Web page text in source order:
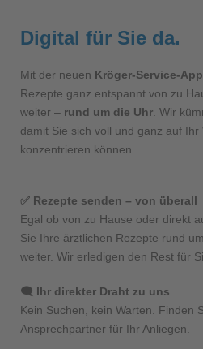
Digital für Sie da.
Mit der neuen Kröger-Service-App
Rezepte ganz entspannt von zu
weiter – rund um die Uhr . Wir
damit Sie sich voll und ganz auf Ihr
konzentrieren können.
✅ Rezepte senden – von überall
Egal ob von zu Hause oder direkt
Sie Ihre ärztlichen Rezepte rund
weiter. Wir erledigen den Rest für
🗨️ Ihr direkter Draht zu uns
Kein Suchen, kein Warten. Finden
Ansprechpartner für Ihr Anliegen.